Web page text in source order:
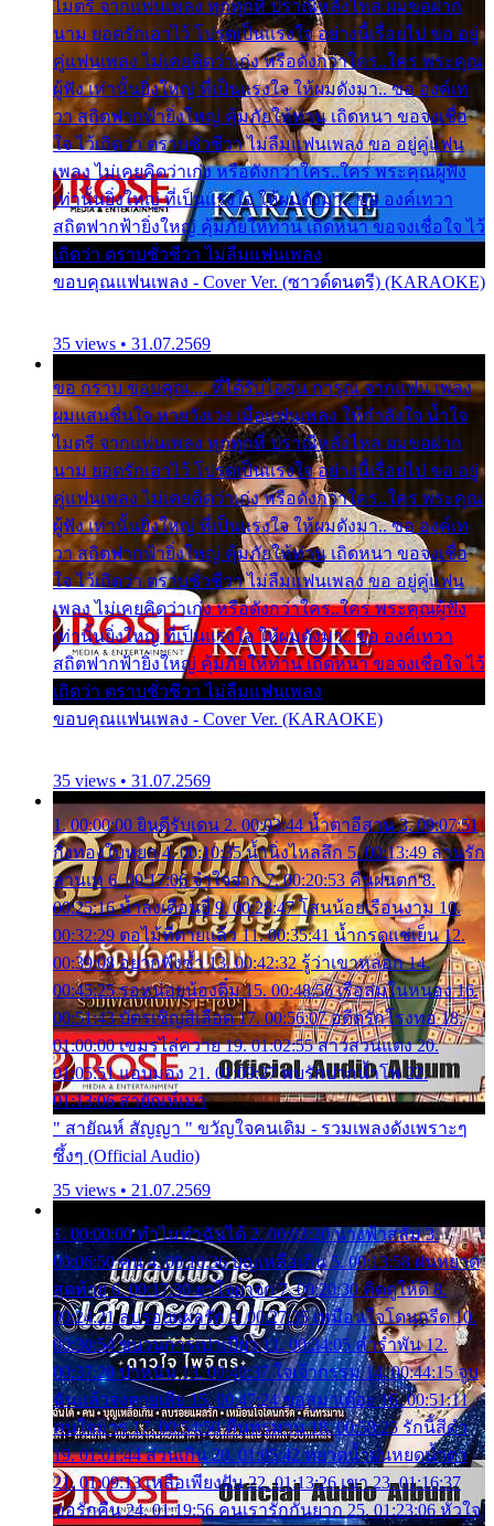
ไมตรี จากแฟนเพลง ทุกทุกที่ ปราณีหลั่งไหล ผมขอฝาก
นาม ยอดรักเอาไว้ โปรดเป็นแรงใจ อย่างนี้เรื่อยไป ขอ อยู่
คู่แฟนเพลง ไม่เคยคิดว่าเก่ง หรือดังกว่าใคร..ใคร พระคุณ
ผู้ฟัง เท่านั้นยิ่งใหญ่ ที่เป็นแรงใจ ให้ผมดังมา.. ขอ องค์เท
วา สถิตฟากฟ้ายิ่งใหญ่ คุ้มภัยให้ท่าน เถิดหนา ขอจงเชื่อ
ใจ ไว้เถิดว่า ตราบชั่วชีวา ไม่ลืมแฟนเพลง ขอ อยู่คู่แฟน
เพลง ไม่เคยคิดว่าเก่ง หรือดังกว่าใคร..ใคร พระคุณผู้ฟัง
เท่านั้นยิ่งใหญ่ ที่เป็นแรงใจ ให้ผมดังมา.. ขอ องค์เทวา
สถิตฟากฟ้ายิ่งใหญ่ คุ้มภัยให้ท่าน เถิดหนา ขอจงเชื่อใจ ไว้
เถิดว่า ตราบชั่วชีวา ไม่ลืมแฟนเพลง
ขอบคุณแฟนเพลง - Cover Ver. (ซาวด์ดนตรี) (KARAOKE)
35 views • 31.07.2569
ขอ กราบ ขอบคุณ.... ที่ได้รับไออุ่น การุณ จากแฟน เพลง
ผมแสนชื่นใจ หายวังเวง เมื่อแฟนเพลง ให้กำลังใจ น้ำใจ
ไมตรี จากแฟนเพลง ทุกทุกที่ ปราณีหลั่งไหล ผมขอฝาก
นาม ยอดรักเอาไว้ โปรดเป็นแรงใจ อย่างนี้เรื่อยไป ขอ อยู่
คู่แฟนเพลง ไม่เคยคิดว่าเก่ง หรือดังกว่าใคร..ใคร พระคุณ
ผู้ฟัง เท่านั้นยิ่งใหญ่ ที่เป็นแรงใจ ให้ผมดังมา.. ขอ องค์เท
วา สถิตฟากฟ้ายิ่งใหญ่ คุ้มภัยให้ท่าน เถิดหนา ขอจงเชื่อ
ใจ ไว้เถิดว่า ตราบชั่วชีวา ไม่ลืมแฟนเพลง ขอ อยู่คู่แฟน
เพลง ไม่เคยคิดว่าเก่ง หรือดังกว่าใคร..ใคร พระคุณผู้ฟัง
เท่านั้นยิ่งใหญ่ ที่เป็นแรงใจ ให้ผมดังมา.. ขอ องค์เทวา
สถิตฟากฟ้ายิ่งใหญ่ คุ้มภัยให้ท่าน เถิดหนา ขอจงเชื่อใจ ไว้
เถิดว่า ตราบชั่วชีวา ไม่ลืมแฟนเพลง
ขอบคุณแฟนเพลง - Cover Ver. (KARAOKE)
35 views • 31.07.2569
1. 00:00:00 ยินดีรับเดน 2. 00:03:44 น้ำตาอีสาน 3. 00:07:51
กิ่งทองใบหยก 4. 00:10:35 น้ำนิ่งไหลลึก 5. 00:13:49 ลานรัก
ลานเท 6. 00:17:06 จำใจจาก 7. 00:20:53 คืนฝนตก 8.
00:25:16 น้ำลงเดือนยี่ 9. 00:28:47 โสนน้อยเรือนงาม 10.
00:32:29 ตอไม้ที่ตายแล้ว 11. 00:35:41 น้ำกรดแช่เย็น 12.
00:39:08 อยากฟังซ้ำ 13. 00:42:32 รู้ว่าเขาหลอก 14.
00:45:25 รอหน่อยน้องติ๋ม 15. 00:48:56 เรือล่มในหนอง 16.
00:51:43 บัตรเชิญสีเลือด 17. 00:56:07 อดีตรักโรงทอ 18.
01:00:00 เขมรไล่ควาย 19. 01:02:55 สาวสวนแตง 20.
01:05:51 แอบมอง 21. 01:09:27 พบรักปากน้ำโพ 22.
01:13:06 สายัณห์เมา
" สายัณห์ สัญญา " ขวัญใจคนเดิม - รวมเพลงดังเพราะๆ
ซึ้งๆ (Official Audio)
35 views • 21.07.2569
1. 00:00:00 ทำไมทำฉันได้ 2. 00:03:20 นางฟ้าสลัม 3.
00:06:50 คน 4. 00:10:36 บุญเหลือเกิน 5. 00:13:58 ฝนหยาด
สุดท้าย 6. 00:17:30 ยาใจยาจก 7. 00:20:30 คิดดูให้ดี 8.
00:24:21 ลบรอยแผลรัก 9. 00:27:35 เหมือนใจโดนกรีด 10.
00:30:54 ขบวนการเปาเปียว 11. 00:34:05 คำรำพัน 12.
00:37:20 ปาหนัน 13. 00:40:37 ใจเจ้ากรรม 14. 00:44:15 จูบ
ฉันแล้วจงตายเสีย 15. 00:47:24 ขอสูมาเต๊อะ 16. 00:51:11
คนใจมาร 17. 00:54:50 คืนทรมาน 18. 00:58:25 รักนี้สีดำ
19. 01:01:44 ส่วนเกิน 20. 01:05:42 หยาดน้ำฝนหยดน้ำตา
21. 01:09:13 เหลือเพียงฝัน 22. 01:13:26 เขา 23. 01:16:37
ขอรักคืน 24. 01:19:56 คนเรารักกันยาก 25. 01:23:06 หัวใจ